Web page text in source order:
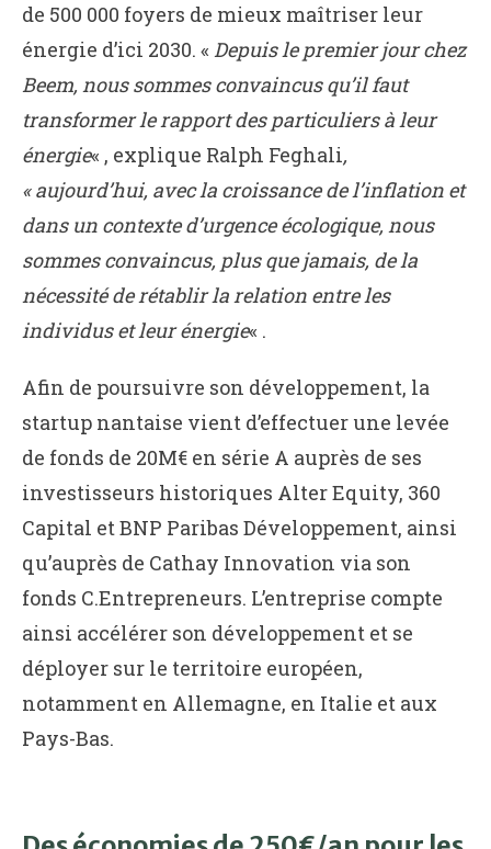
de 500 000 foyers de mieux maîtriser leur
énergie d’ici 2030. « Depuis le premier jour chez
Beem, nous sommes convaincus qu’il faut
transformer le rapport des particuliers à leur
énergie« , explique Ralph Feghali,
« aujourd’hui, avec la croissance de l’inflation et
dans un contexte d’urgence écologique, nous
sommes convaincus, plus que jamais, de la
nécessité de rétablir la relation entre les
individus et leur énergie« .
Afin de poursuivre son développement, la
startup nantaise vient d’effectuer une levée
de fonds de 20M€ en série A auprès de ses
investisseurs historiques Alter Equity, 360
Capital et BNP Paribas Développement, ainsi
qu’auprès de Cathay Innovation via son
fonds C.Entrepreneurs. L’entreprise compte
ainsi accélérer son développement et se
déployer sur le territoire européen,
notamment en Allemagne, en Italie et aux
Pays-Bas.